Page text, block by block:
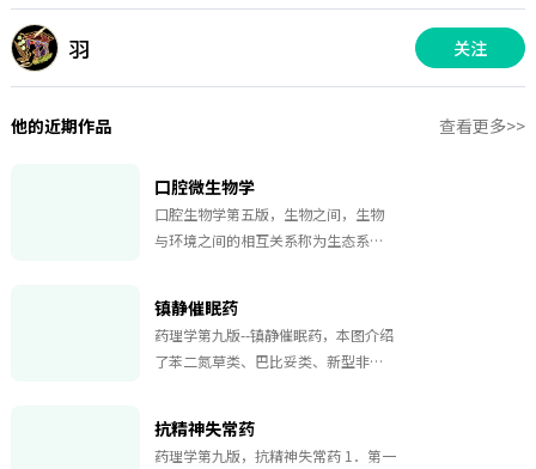
羽 关注
他的近期作品 查看更多>>
口腔微生物学
口腔生物学第五版，生物之间，生物
与环境之间的相互关系称为生态系；
们与宿主之间相互依存共同构成了口
腔生态系。
镇静催眠药
药理学第九版--镇静催眠药，本图介绍
了苯二氮草类、巴比妥类、新型非苯
抗精神失常药
药理学第九版，抗精神失常药 1．第一